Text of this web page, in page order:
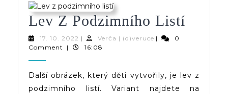
Lev Z Podzimního Listí
Listí
17. 10. 2022 17.
10.
| Verča | (d)veruceVerča
|
0
Comment
| 16:08
Další obrázek, který děti vytvořily, je lev z
podzimního listí. Variant najdete na